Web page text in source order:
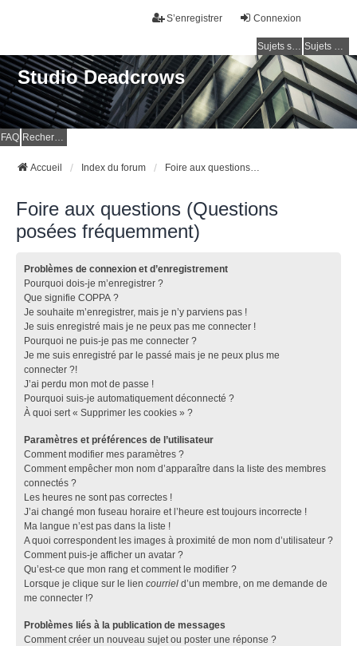
Connexion
S’enregistrer
Sujets sans réponse Sujets actifs
Studio Deadcrows
FAQ Rechercher
Accueil Index du forum Foire aux questions (Questions posées fréquemment)
Foire aux questions (Questions
posées fréquemment)
Problèmes de connexion et d’enregistrement
Pourquoi dois-je m’enregistrer ?
Que signifie COPPA ?
Je souhaite m’enregistrer, mais je n’y parviens pas !
Je suis enregistré mais je ne peux pas me connecter !
Pourquoi ne puis-je pas me connecter ?
Je me suis enregistré par le passé mais je ne peux plus me
connecter ?!
J’ai perdu mon mot de passe !
Pourquoi suis-je automatiquement déconnecté ?
À quoi sert « Supprimer les cookies » ?
Paramètres et préférences de l’utilisateur
Comment modifier mes paramètres ?
Comment empêcher mon nom d’apparaître dans la liste des membres
connectés ?
Les heures ne sont pas correctes !
J’ai changé mon fuseau horaire et l’heure est toujours incorrecte !
Ma langue n’est pas dans la liste !
A quoi correspondent les images à proximité de mon nom d’utilisateur ?
Comment puis-je afficher un avatar ?
Qu’est-ce que mon rang et comment le modifier ?
Lorsque je clique sur le lien courriel d’un membre, on me demande de
me connecter !?
Problèmes liés à la publication de messages
Comment créer un nouveau sujet ou poster une réponse ?